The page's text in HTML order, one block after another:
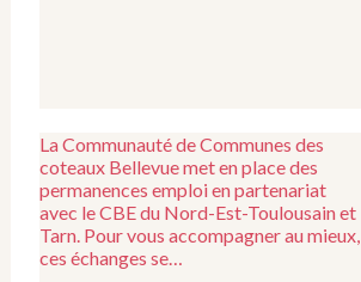
La Communauté de Communes des
coteaux Bellevue met en place des
permanences emploi en partenariat
avec le CBE du Nord-Est-Toulousain et
Tarn. Pour vous accompagner au mieux,
ces échanges se…